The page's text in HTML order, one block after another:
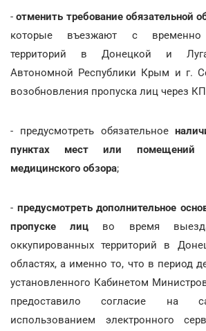
-отменить требование обязательной
которые въезжают с временно
территорий в Донецкой и
Автономной Республики Крым и г.
возобновления пропуска лиц через
- предусмотреть обязательное
пунктах мест или помещений
медицинского обзора;
- предусмотреть дополнительное
пропуске лиц во время
оккупированных территорий в
областях, а именно то, что в период
установленного Кабинетом
предоставило согласие на
использованием электронного